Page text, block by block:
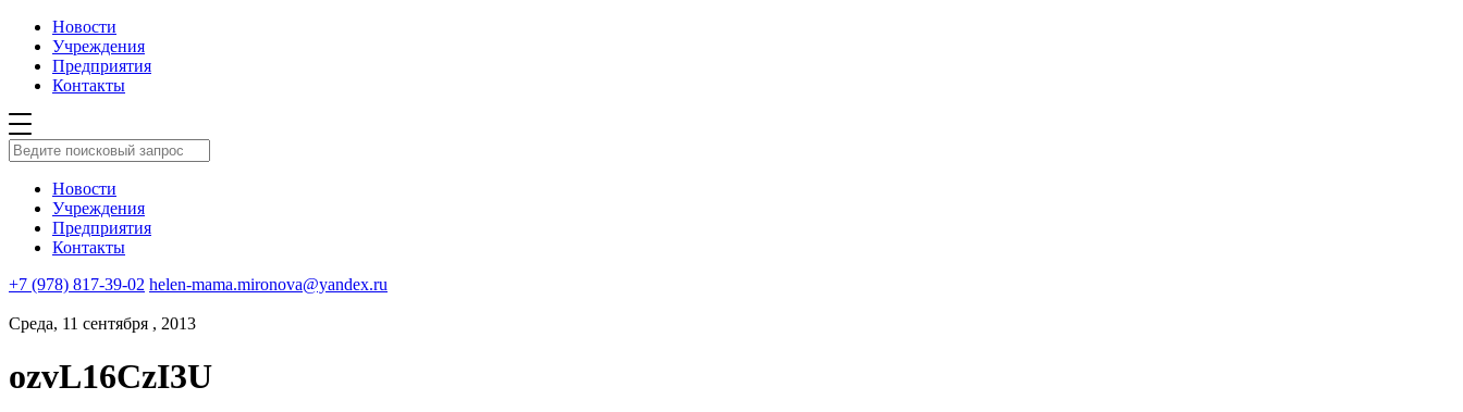
Новости
Учреждения
Предприятия
Контакты
Новости
Учреждения
Предприятия
Контакты
+7 (978) 817-39-02 helen-mama.mironova@yandex.ru
Среда, 11 сентября , 2013
ozvL16CzI3U